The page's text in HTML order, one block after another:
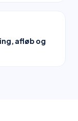
afløb og